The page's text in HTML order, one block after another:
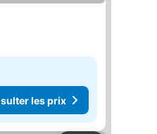
les prix